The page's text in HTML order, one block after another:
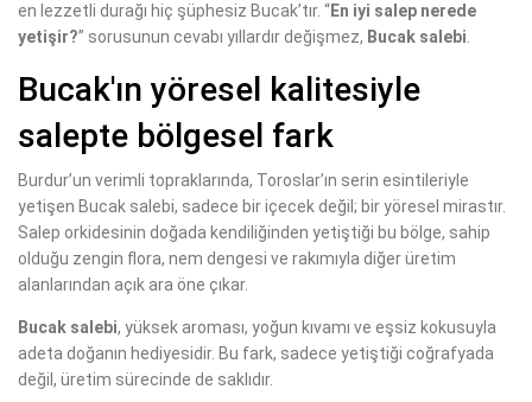
en lezzetli durağı hiç şüphesiz Bucak’tır. “En iyi salep nerede
yetişir?” sorusunun cevabı yıllardır değişmez, Bucak salebi
Bucak'ın yöresel kalitesiyle
salepte bölgesel fark
Burdur’un verimli topraklarında, Toroslar’ın serin esintileriyle
yetişen Bucak salebi, sadece bir içecek değil; bir yöresel mirastır.
Salep orkidesinin doğada kendiliğinden yetiştiği bu bölge, sahip
olduğu zengin flora, nem dengesi ve rakımıyla diğer üretim
alanlarından açık ara öne çıkar.
Bucak salebi, yüksek aroması, yoğun kıvamı ve eşsiz kokusuyla
adeta doğanın hediyesidir. Bu fark, sadece yetiştiği coğrafyada
değil, üretim sürecinde de saklıdır.